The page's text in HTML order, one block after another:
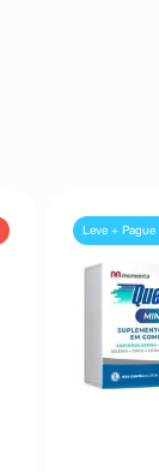
Leve + Pague